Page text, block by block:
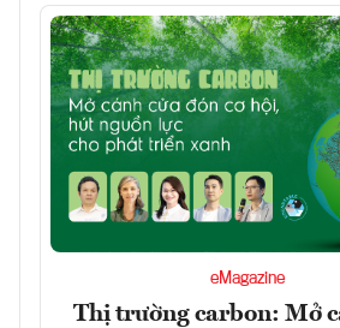
eMagazine
Thị trường carbon: Mở